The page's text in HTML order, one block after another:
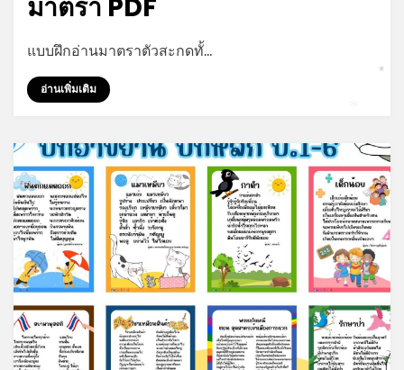
มาตรา PDF
byadmin
แบบฝึกอ่านมาตราตัวสะกดทั้…
อ่านเพิ่มเติม
*